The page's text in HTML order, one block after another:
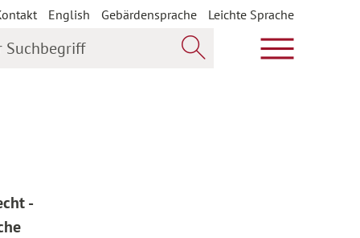
English Gebärdensprache
Leichte Sprache
Hauptmenü
-